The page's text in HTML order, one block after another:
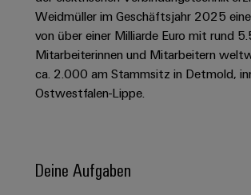
Energieübertragung
und
-
verteilung
Stabilität
moderne
Energienetze
Schaltschrank-
und
Feldebene
Feldverdrahtung
Cabinet
Building
Systemverkabelung
&
Migrationslösungen
Serviceschnittstellen
Platform
Connectivity
Consulting
Digitales
Configurator
News
Messen
Newsletter
Anmeldung
Compliance
Weidmüller
Welt
Orange
Kundenmagazin
Offene
Stellen
für
Studierende
Schülerinnen
Weidmüller im Geschäftsjahr 2025
von über einer Milliarde Euro mit rund
Mitarbeiterinnen und Mitarbeitern
ca. 2.000 am Stammsitz in Detmold,
Ostwestfalen-Lippe.
Deine Aufgaben